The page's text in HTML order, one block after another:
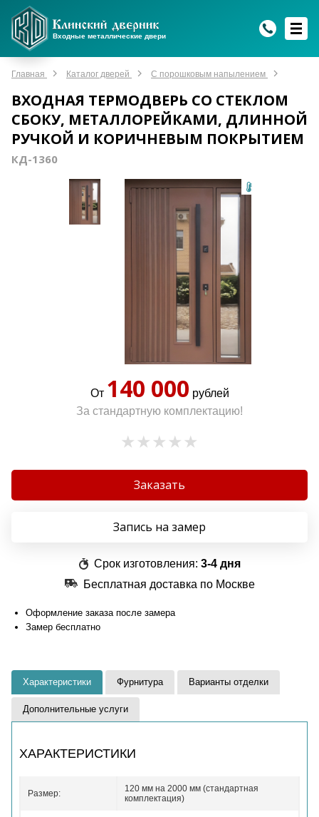
Входные металлические двери
Главная Каталог дверей С порошковым напылением
ВХОДНАЯ ТЕРМОДВЕРЬ СО СТЕКЛОМ
СБОКУ, МЕТАЛЛОРЕЙКАМИ, ДЛИННОЙ
РУЧКОЙ И КОРИЧНЕВЫМ ПОКРЫТИЕМ
КД-1360
От 140 000 рублей
За стандартную комплектацию!
Заказать
Запись на замер
Срок изготовления: 3-4 дня
Бесплатная доставка по Москве
Оформление заказа после замера
Замер бесплатно
Характеристики Фурнитура Варианты отделки
Дополнительные услуги
ХАРАКТЕРИСТИКИ
Размер:
120 мм на 2000 мм (стандартная
комплектация)
Max
Мы онлайн!
WhatsApp
Мы онлайн!
Telegram
Мы онлайн!
Max
Мы онлайн!
WhatsApp
Мы онлайн!